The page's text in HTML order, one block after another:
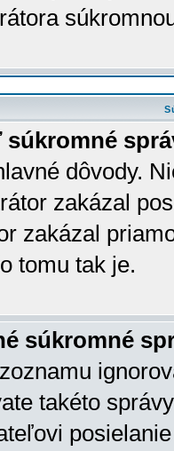
súkromné
dôvody.
zakázal
zakázal
tomu tak je.
súkromné
takéto